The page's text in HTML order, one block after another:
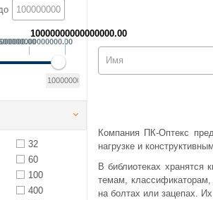
10000000000000000.00
32
60
100
400
Компания ПК-Оптекс
нагрузке и
В библиотеках хранятся
темам, классификаторам,
на болтах или зацепах.